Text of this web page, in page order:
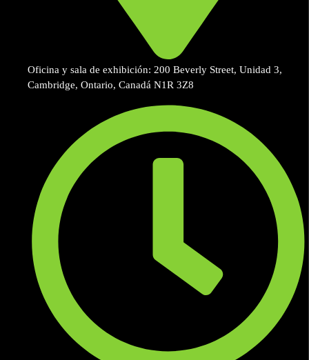
Oficina y sala de exhibición: 200 Beverly Street, Unidad 3,
Cambridge, Ontario, Canadá N1R 3Z8